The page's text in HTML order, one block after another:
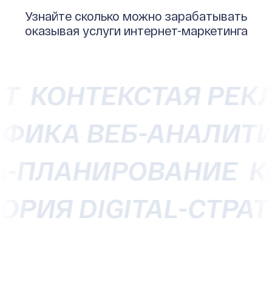
Узнайте сколько можно зарабатывать
оказывая услуги интернет-маркетинга
КОНТЕКСТАЯ
ВЕБ-
DIGITAL-